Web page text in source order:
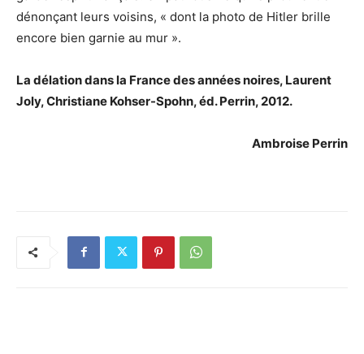
dénonçant leurs voisins, « dont la photo de Hitler brille
encore bien garnie au mur ».
La délation dans la France des années noires, Laurent
Joly, Christiane Kohser-Spohn, éd. Perrin, 2012.
Ambroise Perrin